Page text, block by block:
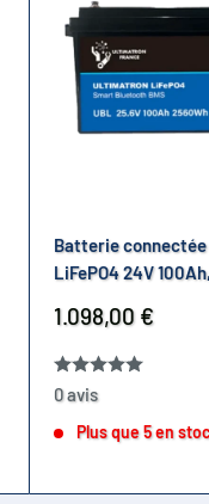
Batterie
LiFePO4 24V
Prix
réduit
1.098,00 €
0 avis
Plus que 5 en